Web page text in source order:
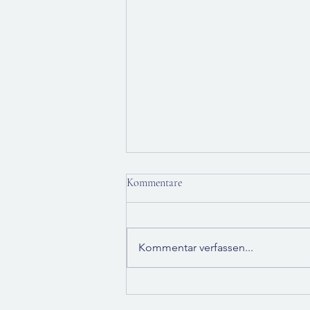
Angst in den Wechseljahren
Kommentare
Kommentar verfassen...